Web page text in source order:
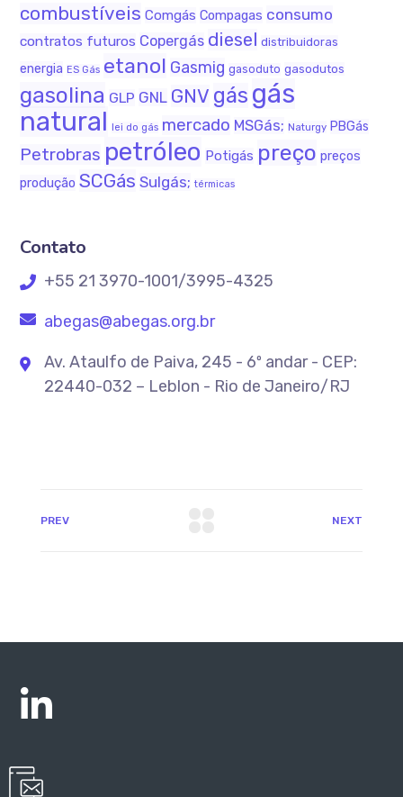
combustíveis Comgás Compagas consumo
contratos futuros Copergás diesel distribuidoras
energia ES Gás etanol Gasmig gasoduto gasodutos
gasolina GLP GNL GNV gás gás
natural lei do gás mercado MSGás; Naturgy PBGás
Petrobras petróleo Potigás preço preços
produção SCGás Sulgás; térmicas
Contato
+55 21 3970-1001/3995-4325
abegas@abegas.org.br
Av. Ataulfo de Paiva, 245 - 6º andar - CEP:
22440-032 – Leblon - Rio de Janeiro/RJ
PREV NEXT